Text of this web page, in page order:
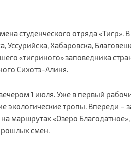
студенческого отряда «Тигр».
Уссурийска, Хабаровска,
«тигриного» заповедника
Сихотэ-Алиня.
1 июля. Уже в первый
экологические тропы. Впереди –
маршрутах «Озеро
смен.